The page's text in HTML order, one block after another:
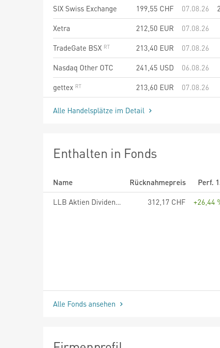
SIX Swiss Exchange
199,55 CHF 07.08.26
Xetra
212,50 EUR
07.08.26
TradeGate BSX
213,40 EUR
07.08.26
Nasdaq Other OTC
241,45 USD
06.08.26
gettex
213,60 EUR 07.08.26
Alle Handelsplätze im Detail
Enthalten in Fonds
Name Rücknahmepreis
Perf.
LLB Aktien Dividendenperlen Fonds Klasse T
312,17 CHF +26,44
Alle Fonds ansehen